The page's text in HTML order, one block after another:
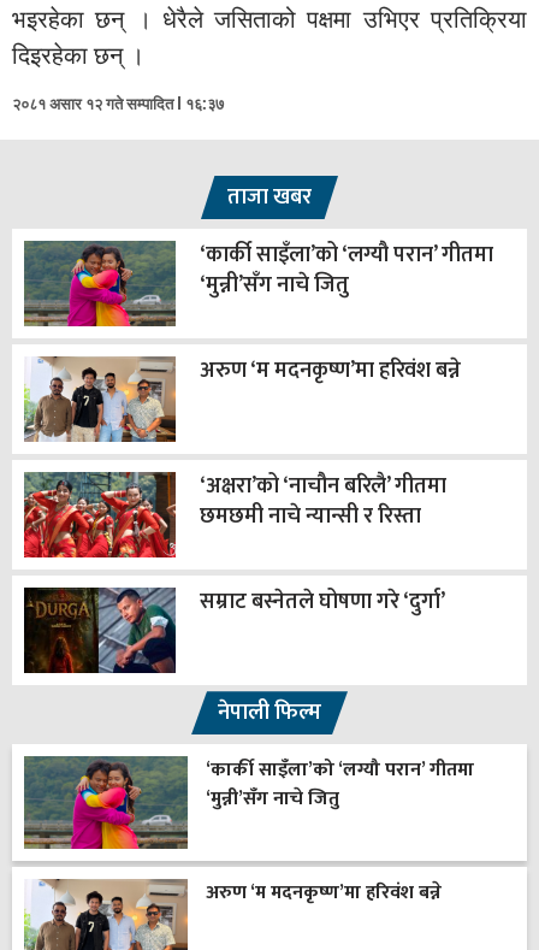
भइरहेका छन् । धेरैले जसिताको पक्षमा उभिएर प्रतिक्रिया
दिइरहेका छन् ।
२०८१ असार १२ गते सम्पादित l १६:३७
ताजा खबर
‘कार्की साइँला’को ‘लग्यौ परान’ गीतमा
‘मुन्नी’सँग नाचे जितु
अरुण ‘म मदनकृष्ण’मा हरिवंश बन्ने
‘अक्षरा’को ‘नाचौन बरिलै’ गीतमा
छमछमी नाचे न्यान्सी र रिस्ता
सम्राट बस्नेतले घोषणा गरे ‘दुर्गा’
नेपाली फिल्म
‘कार्की साइँला’को ‘लग्यौ परान’ गीतमा
‘मुन्नी’सँग नाचे जितु
अरुण ‘म मदनकृष्ण’मा हरिवंश बन्ने